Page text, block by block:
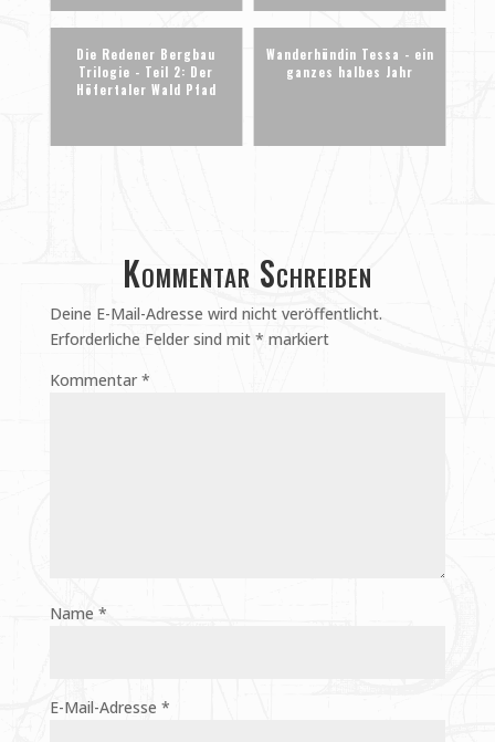
Die Redener Bergbau
Trilogie - Teil 2: Der
Höfertaler Wald Pfad
Wanderhündin Tessa - ein
ganzes halbes Jahr
Kommentar Schreiben
Deine E-Mail-Adresse wird nicht veröffentlicht.
Erforderliche Felder sind mit * markiert
Kommentar *
Name *
E-Mail-Adresse *